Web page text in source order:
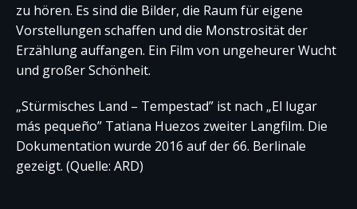
zu hören. Es sind die Bilder, die Raum für eigene
Vorstellungen schaffen und die Monstrosität der
Erzählung auffangen. Ein Film von ungeheurer Wucht
und großer Schönheit.
„Stürmisches Land – Tempestad” ist nach „El lugar
más pequeño” Tatiana Huezos zweiter Langfilm. Die
Dokumentation wurde 2016 auf der 66. Berlinale
gezeigt. (Quelle: ARD)